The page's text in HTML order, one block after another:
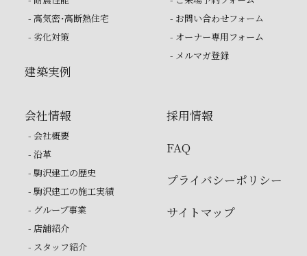
- 高気密・高断熱住宅
- 劣化対策
建築実例
- お問い合わせフォーム
- オーナー専用フォーム
- メルマガ登録
会社情報
- 会社概要
- 沿革
- 駒沢建工の歴史
- 駒沢建工の施工実績
- グループ事業
- 店舗紹介
- スタッフ紹介
採用情報
FAQ
プライバシーポリシー
サイトマップ